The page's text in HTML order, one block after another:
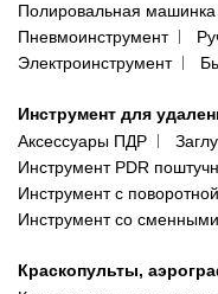
Полировальная машинка
Пневмоинструмент
Электроинструмент
Инструмент для
Аксессуары ПДР
Инструмент PDR
Инструмент с
Инструмент со
Краскопульты,